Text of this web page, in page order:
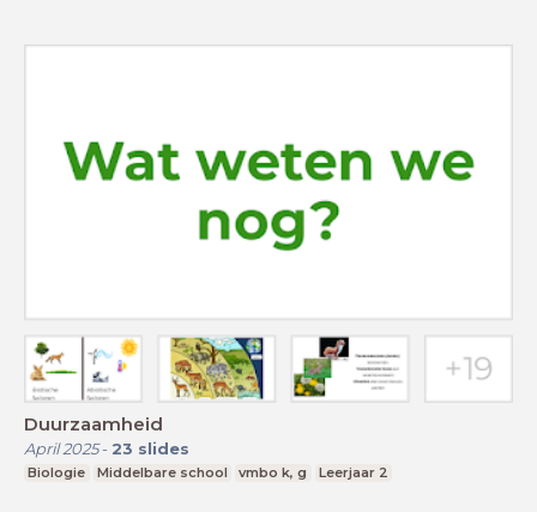
Duurzaamheid
April 2025- 23 slides
Biologie Middelbare school vmbo k, g Leerjaar 2